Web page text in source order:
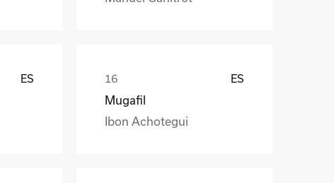
ES ES
Mugafil
Ibon Achotegui